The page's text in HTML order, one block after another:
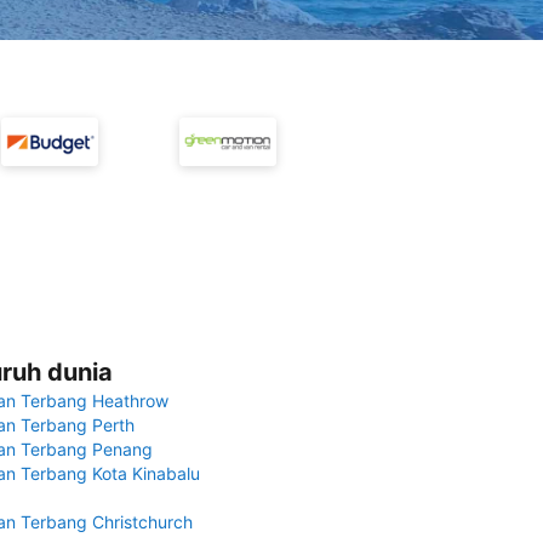
dunia
Terbang Heathrow
Terbang Perth
Terbang Penang
Terbang Kota Kinabalu
Terbang Christchurch